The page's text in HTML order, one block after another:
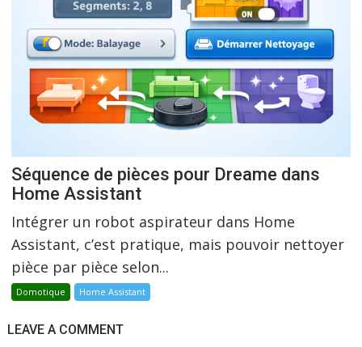
Séquence de pièces pour Dreame dans
Home Assistant
Intégrer un robot aspirateur dans Home
Assistant, c’est pratique, mais pouvoir nettoyer
pièce par pièce selon...
Domotique Home Assistant
LEAVE A COMMENT